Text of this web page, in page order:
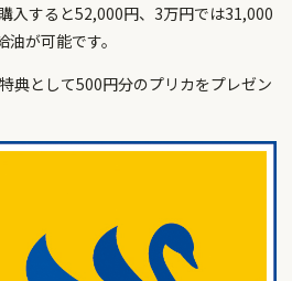
入すると52,000円、3万円では31,000
が可能です。
典として500円分のプリカをプレゼン